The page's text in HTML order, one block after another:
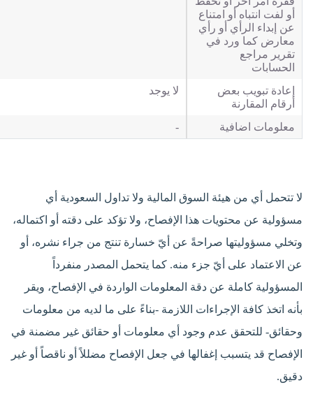
أو لفت انتباه أو امتناع
عن إبداء الرأي أو رأي
معارض كما ورد في
تقرير مراجع
الحسابات
إعادة تبويب بعض
أرقام المقارنة
لا يوجد
معلومات اضافية -
لا تتحمل أي من هيئة السوق المالية ولا تداول السعودية أي
مسؤولية عن محتويات هذا الإفصاح، ولا تؤكد على دقته أو اكتماله،
وتخلي مسؤوليتها صراحةً عن أيّ خسارة تنتج من جراء نشره، أو
عن الاعتماد على أيّ جزء منه. كما يتحمل المصدر منفرداً
المسؤولية كاملة عن دقة المعلومات الواردة في الإفصاح، ويقر
بأنه اتخذ كافة الإجراءات اللازمة -بناءً على ما لديه من معلومات
وحقائق- للتحقق عدم وجود أي معلومات أو حقائق غير مضمنة في
الإفصاح قد يتسبب إغفالها في جعل الإفصاح مضللاً أو ناقصاً أو غير
دقيق.